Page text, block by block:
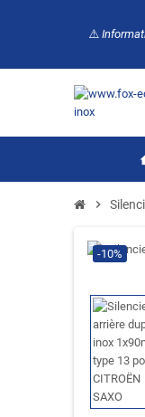
⚠️
chevron_right
-10%